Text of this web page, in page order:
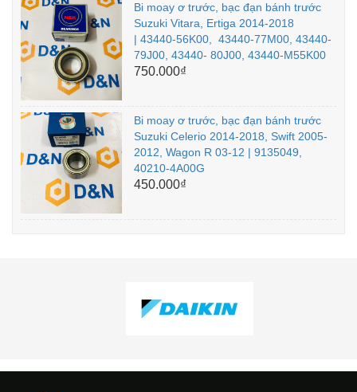
Bi moay ơ trước, bạc đạn bánh trước
Suzuki Vitara, Ertiga 2014-2018
| 43440-56K00, 43440-77M00, 43440-
79J00, 43440- 80J00, 43440-M55K00
750.000₫
Bi moay ơ trước, bạc đạn bánh trước
Suzuki Celerio 2014-2018, Swift 2005-
2012, Wagon R 03-12 | 9135049,
40210-4A00G
450.000₫